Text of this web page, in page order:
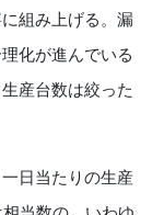
組み上げる。漏
化が進んでいる
産台数は絞った
日当たりの生産